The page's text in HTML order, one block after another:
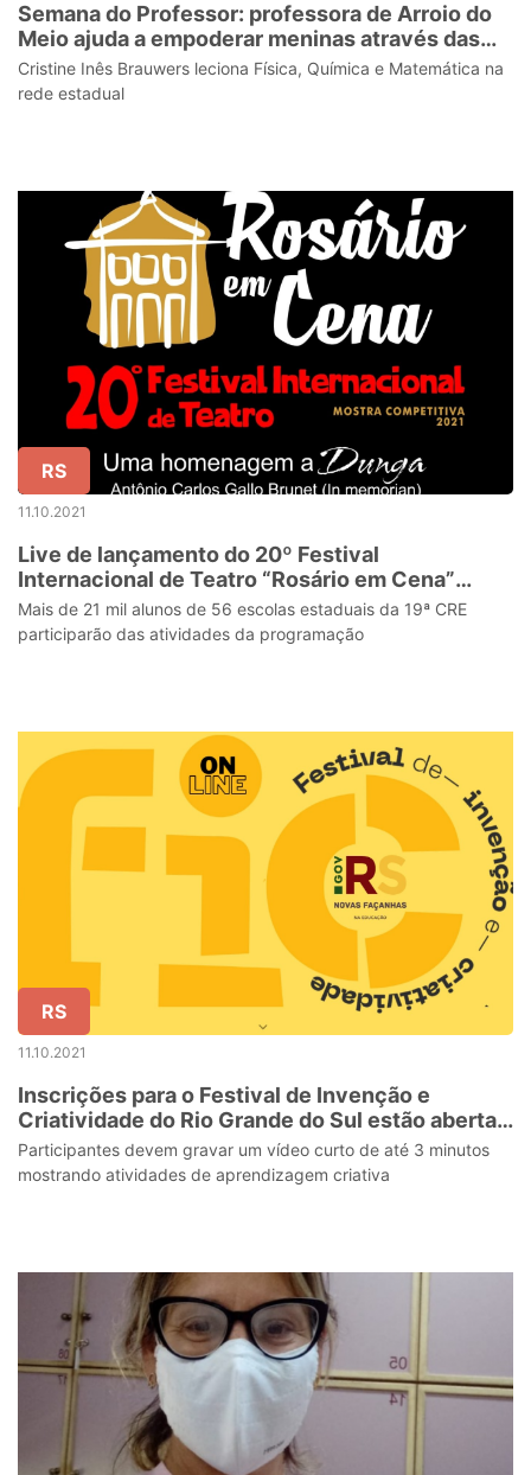
Semana do Professor: professora de Arroio do
Meio ajuda a empoderar meninas através das
ciências
Cristine Inês Brauwers leciona Física, Química e Matemática na
rede estadual
RS
11.10.2021
Live de lançamento do 20º Festival
Internacional de Teatro “Rosário em Cena”
ocorre nesta quarta-feira (13)
Mais de 21 mil alunos de 56 escolas estaduais da 19ª CRE
participarão das atividades da programação
RS
11.10.2021
Inscrições para o Festival de Invenção e
Criatividade do Rio Grande do Sul estão abertas
até 17 de outubro
Participantes devem gravar um vídeo curto de até 3 minutos
mostrando atividades de aprendizagem criativa